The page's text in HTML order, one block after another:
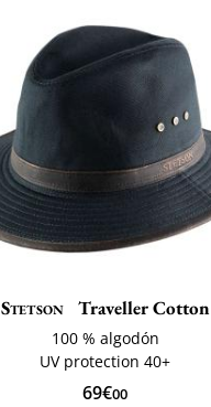
Stetson Traveller Cotton
100 % algodón
UV protection 40+
69€00